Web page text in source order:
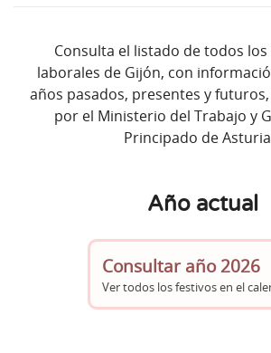
Consulta el listado de todos
laborales de Gijón, con
años pasados, presentes y
por el Ministerio del Trabajo y
Principado de
Año actual
Consultar año 2026
Ver todos los festivos en el